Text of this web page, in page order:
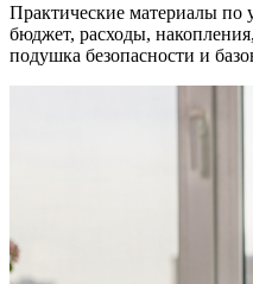
Практические материалы
бюджет, расходы,
подушка безопасности и